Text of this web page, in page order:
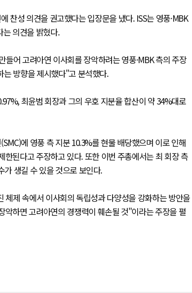
찬성 의견을 권고했다는 입장문을 냈다. ISS는 영풍·MBK
는 의견을 밝혔다.
어 고려아연 이사회를 장악하려는 영풍·MBK 측의 주장
방향을 제시했다"고 분석했다.
최윤범 회장과 그의 우호 지분율 합산이 약 34%대로
에 영풍 측 지분 10.3%를 현물 배당했으며 이로 인해
된다고 주장하고 있다. 또한 이번 주총에서는 최 회장 측
생길 수 있을 것으로 보인다.
제 속에서 이사회의 독립성과 다양성을 강화하는 방안을
하면 고려아연의 경쟁력이 훼손될 것"이라는 주장을 펼